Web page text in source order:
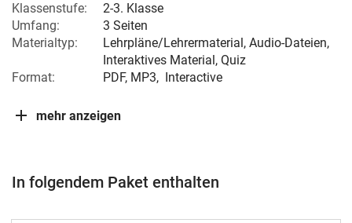
Klassenstufe:
2-3. Klasse
Umfang:
3 Seiten
Materialtyp:
Lehrpläne/Lehrermaterial, Audio-Dateien,
Interaktives Material, Quiz
Format:
PDF, MP3, Interactive
mehr anzeigen
In folgendem Paket enthalten